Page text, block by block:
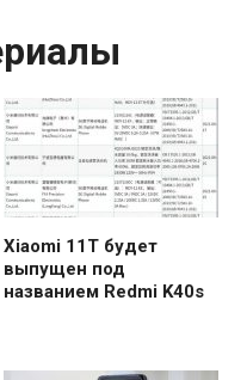
Xiaomi 11T будет
выпущен под
названием Redmi K40s